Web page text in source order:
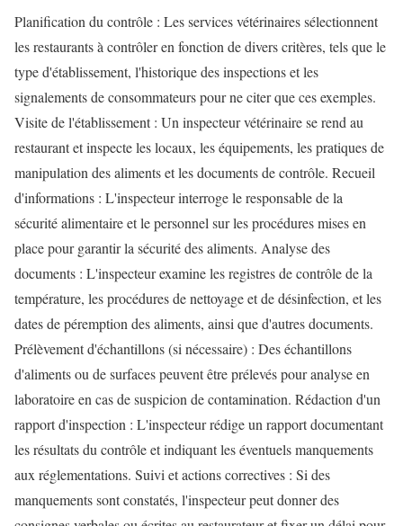
Planification du contrôle : Les services vétérinaires sélectionnent
les restaurants à contrôler en fonction de divers critères, tels que le
type d'établissement, l'historique des inspections et les
signalements de consommateurs pour ne citer que ces exemples.
Visite de l'établissement : Un inspecteur vétérinaire se rend au
restaurant et inspecte les locaux, les équipements, les pratiques de
manipulation des aliments et les documents de contrôle. Recueil
d'informations : L'inspecteur interroge le responsable de la
sécurité alimentaire et le personnel sur les procédures mises en
place pour garantir la sécurité des aliments. Analyse des
documents : L'inspecteur examine les registres de contrôle de la
température, les procédures de nettoyage et de désinfection, et les
dates de péremption des aliments, ainsi que d'autres documents.
Prélèvement d'échantillons (si nécessaire) : Des échantillons
d'aliments ou de surfaces peuvent être prélevés pour analyse en
laboratoire en cas de suspicion de contamination. Rédaction d'un
rapport d'inspection : L'inspecteur rédige un rapport documentant
les résultats du contrôle et indiquant les éventuels manquements
aux réglementations. Suivi et actions correctives : Si des
manquements sont constatés, l'inspecteur peut donner des